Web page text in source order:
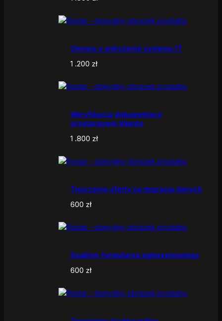
Umowa o wdrożenie systemu IT
1 .200 zł
Weryfikacja dokumentacji
przetargowej klienta
1 .800 zł
Tworzenie oferty na migrację danych
600 zł
Szablon formularza zgłoszeniowego
600 zł